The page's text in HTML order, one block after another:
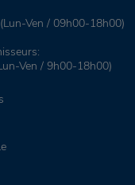
(Lun-Ven / 09h00-18h00)
Ven / 9h00-18h00)